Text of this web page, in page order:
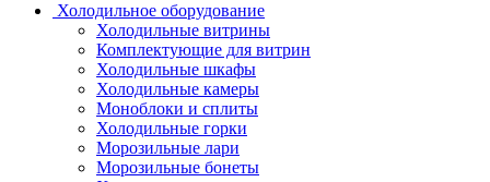
Холодильное оборудование
Холодильные витрины
Комплектующие для витрин
Холодильные шкафы
Холодильные камеры
Моноблоки и сплиты
Холодильные горки
Морозильные лари
Морозильные бонеты